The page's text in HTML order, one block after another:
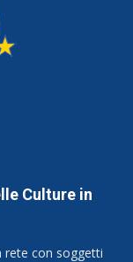
Culture in
rete con soggetti